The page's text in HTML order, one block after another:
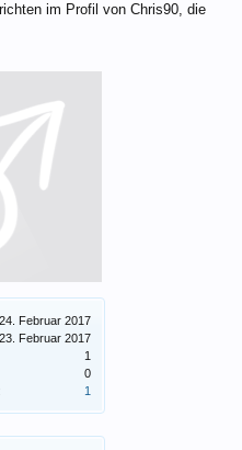
24. Februar 2017
23. Februar 2017
1
0
1
im Profil von Chris90, die